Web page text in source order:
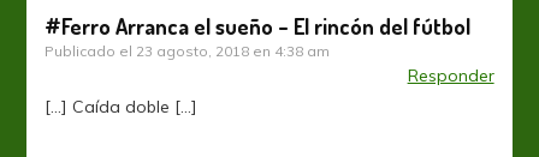
#Ferro Arranca el sueño – El rincón del fútbol
Publicado el 23 agosto, 2018 en 4:38 am
Responder
[…] Caída doble […]